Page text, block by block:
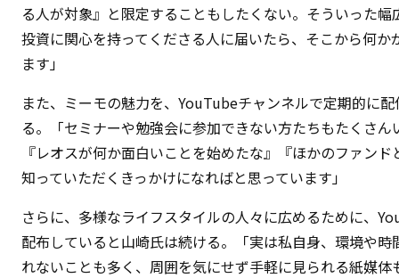
る人が対象』と限定することもしたくない。そういった
投資に関心を持ってくださる人に届いたら、そこから何
ます」
また、ミーモの魅力を、YouTubeチャンネルで定期的に
る。「セミナーや勉強会に参加できない方たちもたくさ
『レオスが何か面白いことを始めたな』『ほかのファン
知っていただくきっかけになればと思っています」
さらに、多様なライフスタイルの人々に広めるために、
配布していると山崎氏は続ける。「実は私自身、環境や
れないことも多く、周囲を気にせず手軽に見られる紙媒